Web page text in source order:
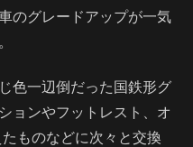
のグレードアップが一気
色一辺倒だった国鉄形グ
ョンやフットレスト、オ
ものなどに次々と交換